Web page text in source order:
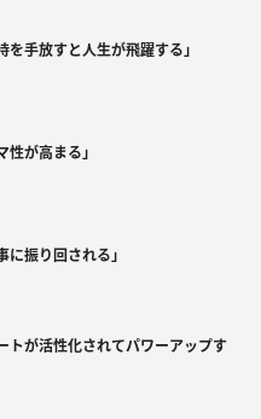
を手放すと人生が飛躍する」
性が高まる」
振り回される」
トが活性化されてパワーアップす